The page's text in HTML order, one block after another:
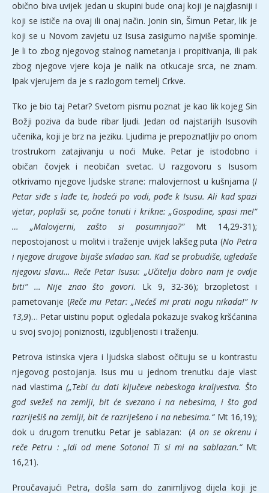
obično biva uvijek jedan u skupini bude onaj koji je najglasniji i
koji se ističe na ovaj ili onaj način. Jonin sin, Šimun Petar, lik je
koji se u Novom zavjetu uz Isusa zasigurno najviše spominje.
Je li to zbog njegovog stalnog nametanja i propitivanja, ili pak
zbog njegove vjere koja je nalik na otkucaje srca, ne znam.
Ipak vjerujem da je s razlogom temelj Crkve.
Tko je bio taj Petar? Svetom pismu poznat je kao lik kojeg Sin
Božji poziva da bude ribar ljudi. Jedan od najstarijih Isusovih
učenika, koji je brz na jeziku. Ljudima je prepoznatljiv po onom
trostrukom zatajivanju u noći Muke. Petar je istodobno i
običan čovjek i neobičan svetac. U razgovoru s Isusom
otkrivamo njegove ljudske strane: malovjernost u kušnjama (I
Petar siđe s lađe te, hodeći po vodi, pođe k Isusu. Ali kad spazi
vjetar, poplaši se, počne tonuti i krikne: „Gospodine, spasi me!“
… „Malovjerni, zašto si posumnjao?“Mt 14,29-31);
nepostojanost u molitvi i traženje uvijek lakšeg puta (No Petra
i njegove drugove bijaše svladao san. Kad se probudiše, ugledaše
njegovu slavu… Reče Petar Isusu: „Učitelju dobro nam je ovdje
biti“ … Nije znao što govori. Lk 9, 32-36); brzopletost i
pametovanje (Reče mu Petar: „Nećeš mi prati nogu nikada!“ Iv
13,9)… Petar uistinu poput ogledala pokazuje svakog kršćanina
u svoj svojoj poniznosti, izgubljenosti i traženju.
Petrova istinska vjera i ljudska slabost očituju se u kontrastu
njegovog postojanja. Isus mu u jednom trenutku daje vlast
nad vlastima(„Tebi ću dati ključeve nebeskoga kraljvestva. Što
god svežeš na zemlji, bit će svezano i na nebesima, i što god
razriješiš na zemlji, bit će razriješeno i na nebesima.“Mt 16,19);
dok u drugom trenutku Petar je sablazan: (A on se okrenu i
reče Petru : „Idi od mene Sotono! Ti si mi na sablazan.“ Mt
16,21).
Proučavajući Petra, došla sam do zanimljivog dijela koji je